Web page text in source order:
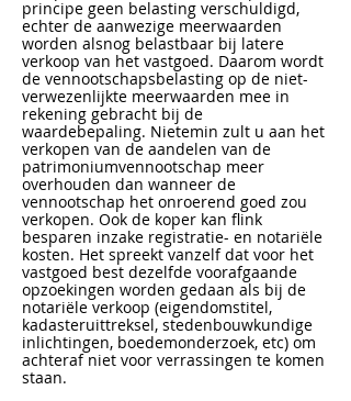
principe geen belasting verschuldigd,
echter de aanwezige meerwaarden
worden alsnog belastbaar bij latere
verkoop van het vastgoed. Daarom wordt
de vennootschapsbelasting op de niet-
verwezenlijkte meerwaarden mee in
rekening gebracht bij de
waardebepaling. Nietemin zult u aan het
verkopen van de aandelen van de
patrimoniumvennootschap meer
overhouden dan wanneer de
vennootschap het onroerend goed zou
verkopen. Ook de koper kan flink
besparen inzake registratie- en notariële
kosten. Het spreekt vanzelf dat voor het
vastgoed best dezelfde voorafgaande
opzoekingen worden gedaan als bij de
notariële verkoop (eigendomstitel,
kadasteruittreksel, stedenbouwkundige
inlichtingen, boedemonderzoek, etc) om
achteraf niet voor verrassingen te komen
staan.